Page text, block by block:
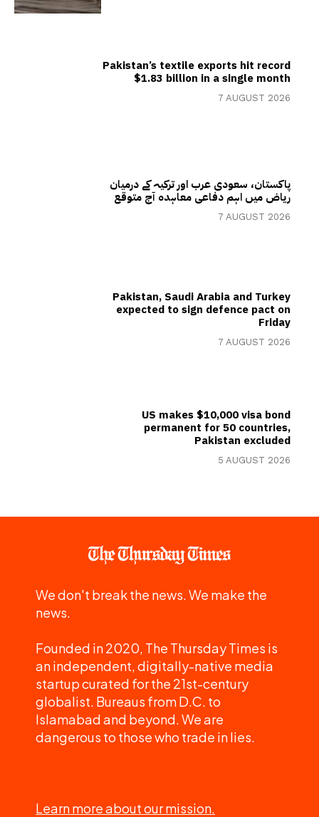
Pakistan’s textile exports hit record
$1.83 billion in a single month
7 AUGUST 2026
پاکستان، سعودی عرب اور ترکیہ کے درمیان
ریاض میں اہم دفاعی معاہدہ آج متوقع
7 AUGUST 2026
Pakistan, Saudi Arabia and Turkey
expected to sign defence pact on
Friday
7 AUGUST 2026
US makes $10,000 visa bond
permanent for 50 countries,
Pakistan excluded
5 AUGUST 2026
We don't break the news. We make the
news.
Founded in 2020, The Thursday Times is
an independent, digitally-native media
startup curated for the 21st-century
globalist. Bureaus from D.C. to
Islamabad and beyond. We are
dangerous to those who trade in lies.
Learn more about our mission.